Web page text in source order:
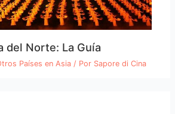
del Norte: La Guía
Países en Asia / Por Sapore di Cina